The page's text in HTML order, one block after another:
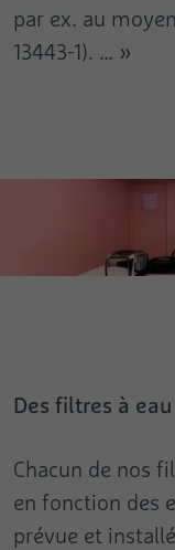
par ex. au
13443-1). … »
Des filtres à
Chacun de nos
en fonction des
prévue et